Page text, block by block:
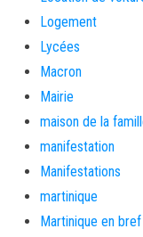
Logement
Lycées
Macron
Mairie
maison de la
manifestation
Manifestations
martinique
Martinique en bref